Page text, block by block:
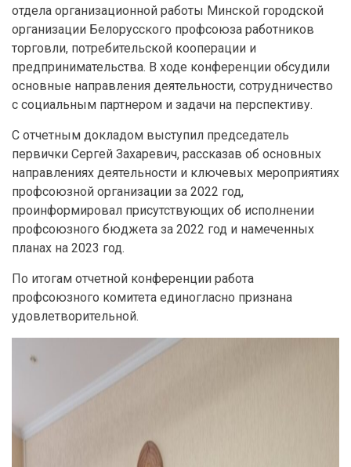
отдела организационной работы Минской городской
организации Белорусского профсоюза работников
торговли, потребительской кооперации и
предпринимательства. В ходе конференции обсудили
основные направления деятельности, сотрудничество
с социальным партнером и задачи на перспективу.
С отчетным докладом выступил председатель
первички Сергей Захаревич, рассказав об основных
направлениях деятельности и ключевых мероприятиях
профсоюзной организации за 2022 год,
проинформировал присутствующих об исполнении
профсоюзного бюджета за 2022 год и намеченных
планах на 2023 год.
По итогам отчетной конференции работа
профсоюзного комитета единогласно признана
удовлетворительной.